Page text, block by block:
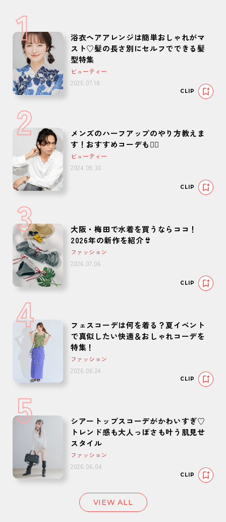
1
浴衣ヘアアレンジは簡単おしゃれがマ
スト♡髪の長さ別にセルフでできる髪
型特集
ビューティー
2025.07.18
CLIP
2
メンズのハーフアップのやり方教えま
す！おすすめコーデも🙆‍♂️
ビューティー
2024.09.30
CLIP
3
大阪・梅田で水着を買うならココ！
2026年の新作を紹介👙
ファッション
2026.07.06
CLIP
4
フェスコーデは何を着る？夏イベント
で真似したい快適＆おしゃれコーデを
特集！
ファッション
2026.06.24
CLIP
5
シアートップスコーデがかわいすぎ♡
トレンド感も大人っぽさも叶う肌見せ
スタイル
ファッション
2026.06.04
CLIP
VIEW ALL